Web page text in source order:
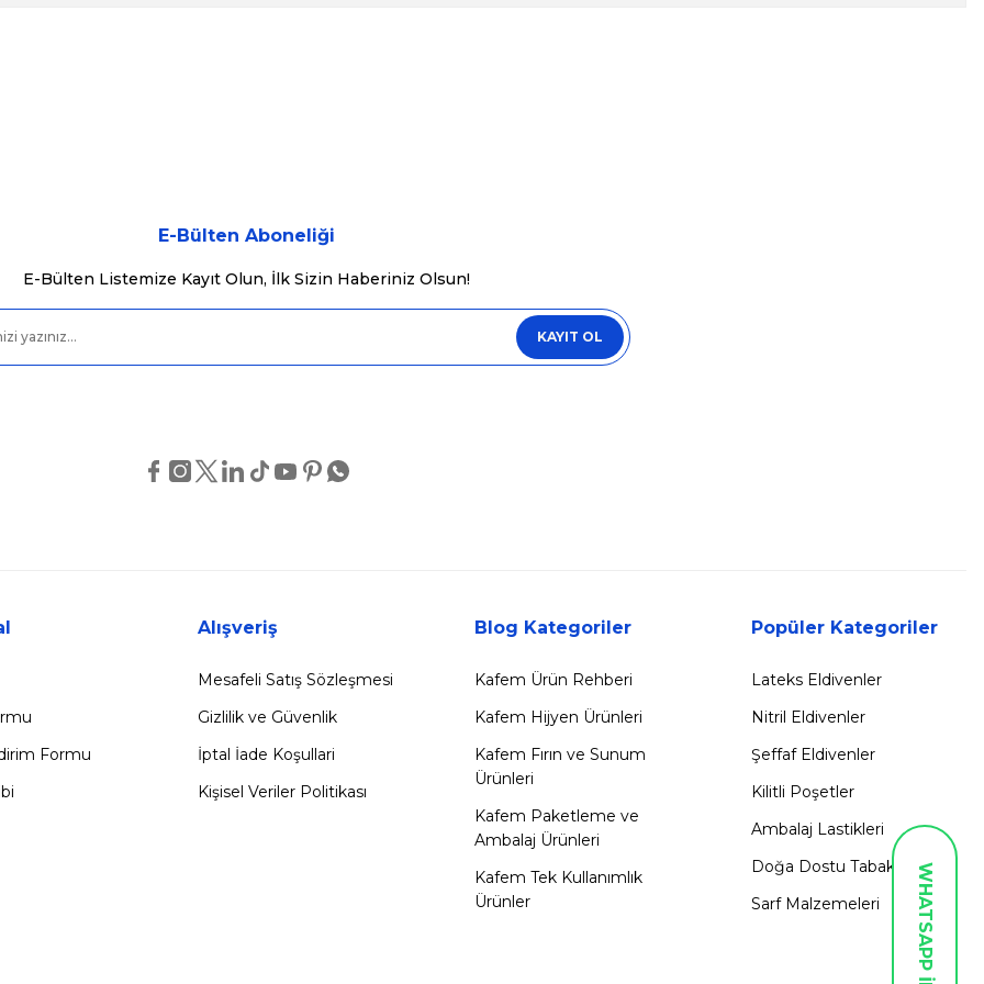
E-Bülten Aboneliği
E-Bülten Listemize Kayıt Olun, İlk Sizin Haberiniz Olsun!
KAYIT OL
Formu
Alışveriş
Mesafeli Satış Sözleşmesi
Gizlilik ve Güvenlik
İptal İade Koşullari
Kişisel Veriler Politikası
Blog Kategoriler
Kafem Ürün Rehberi
Kafem Hijyen Ürünleri
Kafem Fırın ve Sunum
Ürünleri
Kafem Paketleme ve
Ambalaj Ürünleri
Kafem Tek Kullanımlık
Ürünler
Popüler Kategoriler
Lateks Eldivenler
Nitril Eldivenler
Şeffaf Eldivenler
Kilitli Poşetler
Ambalaj Lastikleri
Doğa Dostu Tabaklar
Sarf Malzemeleri